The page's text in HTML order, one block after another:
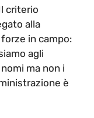
criterio
alla
in campo:
agli
ma non i
è